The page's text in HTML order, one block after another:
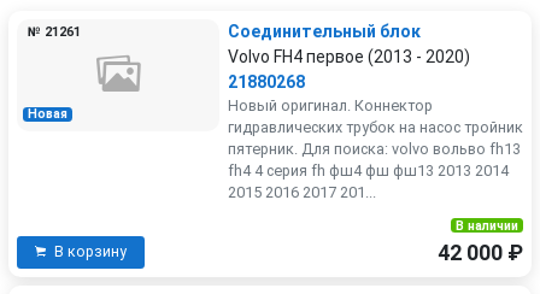
Новая
№ 21261
Соединительный блок
Volvo FH4 первое (2013 - 2020)
21880268
Новый оригинал. Коннектор
гидравлических трубок на насос тройник
пятерник. Для поиска: volvo вольво fh13
fh4 4 серия fh фш4 фш фш13 2013 2014
2015 2016 2017 201...
В корзину
В наличии
42 000 ₽